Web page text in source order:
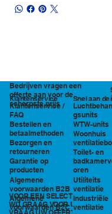
Klantenservice
Klantenservice /
FAQ
Bestellen en
betaalmethoden
Bezorgen en
retourneren
Garantie op
producten
Algemene
voorwaarden B2B
Algemene
voorwaarden B2C
VOOR EEN SELECTIE EN
WIJ GRAAG VOOR U KLAAR!
Bedrijven vragen een
offerte aan voor de
scherpste prijs
Snel aan de
gsunits
WTW-units
Woonhuis
Toilet- en
oren
Utiliteits
ventilatie
Industriële
ventilatie